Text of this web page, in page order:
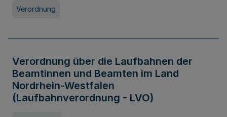
Verordnung
Verordnung über die Laufbahnen der
Beamtinnen und Beamten im Land
Nordrhein-Westfalen
(Laufbahnverordnung - LVO)